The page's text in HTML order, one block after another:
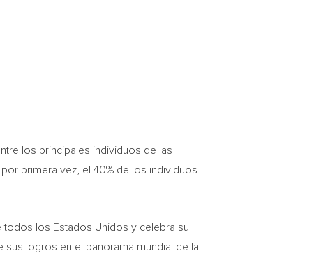
los principales individuos de las
por primera vez, el 40% de los individuos
todos los Estados Unidos y celebra su
logros en el panorama mundial de la